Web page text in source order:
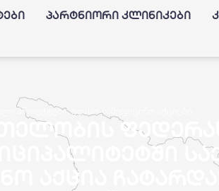
პარტნიორი კლინიკები
პროექტები, უფასო სამედიცინო აქციები
აქცია